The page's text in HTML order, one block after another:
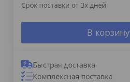
Срок поставки от 3х дней
В корзину
Быстрая доставка
Комплексная поставка